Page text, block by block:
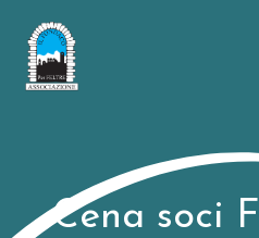
Cena soci